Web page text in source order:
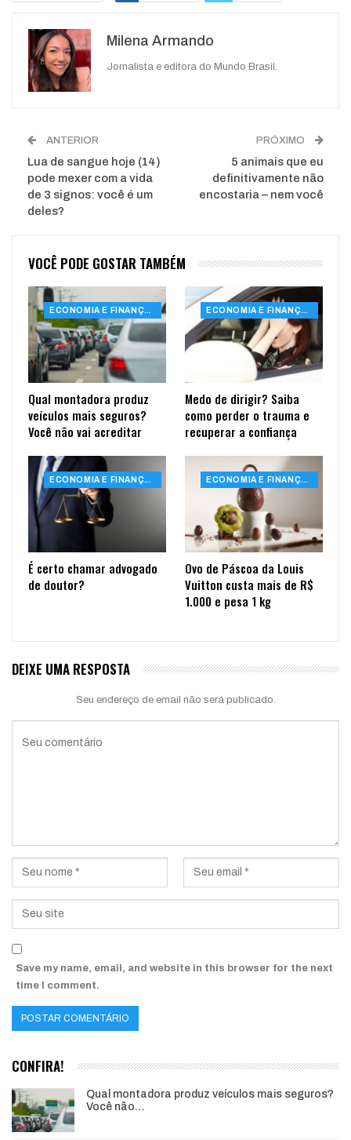
WhatsApp
Milena Armando
Jornalista e editora do Mundo Brasil.
ANTERIOR
Lua de sangue hoje (14)
pode mexer com a vida
de 3 signos: você é um
deles?
PRÓXIMO
5 animais que eu
definitivamente não
encostaria – nem você
VOCÊ PODE GOSTAR TAMBÉM
ECONOMIA E FINANÇAS
Qual montadora produz
veículos mais seguros?
Você não vai acreditar
ECONOMIA E FINANÇAS
Medo de dirigir? Saiba
como perder o trauma e
recuperar a confiança
ECONOMIA E FINANÇAS
É certo chamar advogado
de doutor?
ECONOMIA E FINANÇAS
Ovo de Páscoa da Louis
Vuitton custa mais de R$
1.000 e pesa 1 kg
DEIXE UMA RESPOSTA
Seu endereço de email não será publicado.
Save my name, email, and website in this browser for the next
time I comment.
CONFIRA!
Qual montadora produz veículos mais seguros?
Você não…